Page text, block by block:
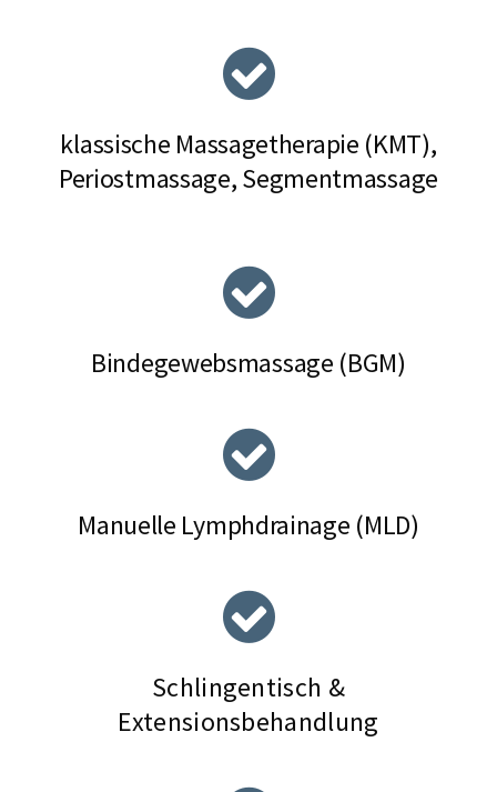
klassische Massagetherapie (KMT),
Periostmassage, Segmentmassage
Bindegewebsmassage (BGM)
Manuelle Lymphdrainage (MLD)
Schlingentisch &
Extensionsbehandlung